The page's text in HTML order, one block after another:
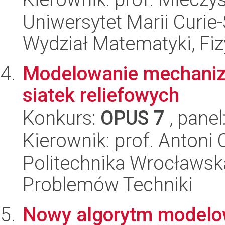
Uniwersytet Marii
Wydział Matematyki,
Modelowanie
siatek reliefowych
Konkurs: OPUS 7 ,
Kierownik: prof. Antoni
Politechnika
Problemów Techniki
Nowy algorytm